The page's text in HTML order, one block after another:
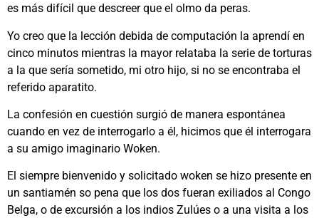
es más difícil que descreer que el olmo da peras.
Yo creo que la lección debida de computación la aprendí en
cinco minutos mientras la mayor relataba la serie de torturas
a la que sería sometido, mi otro hijo, si no se encontraba el
referido aparatito.
La confesión en cuestión surgió de manera espontánea
cuando en vez de interrogarlo a él, hicimos que él interrogara
a su amigo imaginario Woken.
El siempre bienvenido y solicitado woken se hizo presente en
un santiamén so pena que los dos fueran exiliados al Congo
Belga, o de excursión a los indios Zulúes o a una visita a los